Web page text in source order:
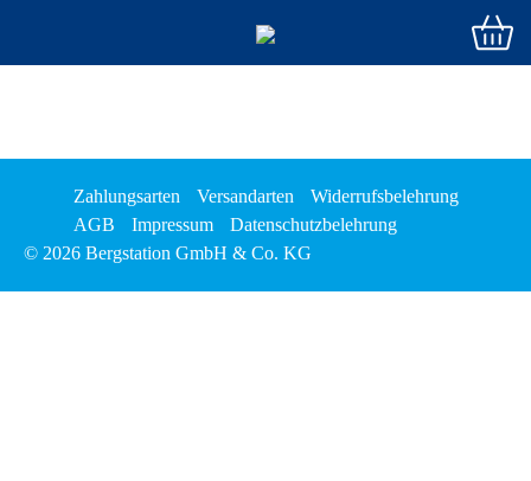
Zahlungsarten Versandarten
Widerrufsbelehrung
AGB
Impressum
Datenschutzbelehrung
© 2026 Bergstation GmbH & Co. KG